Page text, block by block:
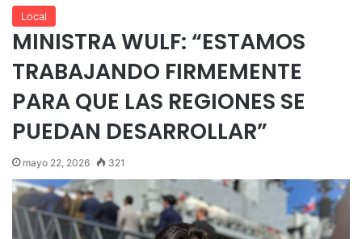
Local
MINISTRA WULF: “ESTAMOS
TRABAJANDO FIRMEMENTE
PARA QUE LAS REGIONES SE
PUEDAN DESARROLLAR”
mayo 22, 2026 321